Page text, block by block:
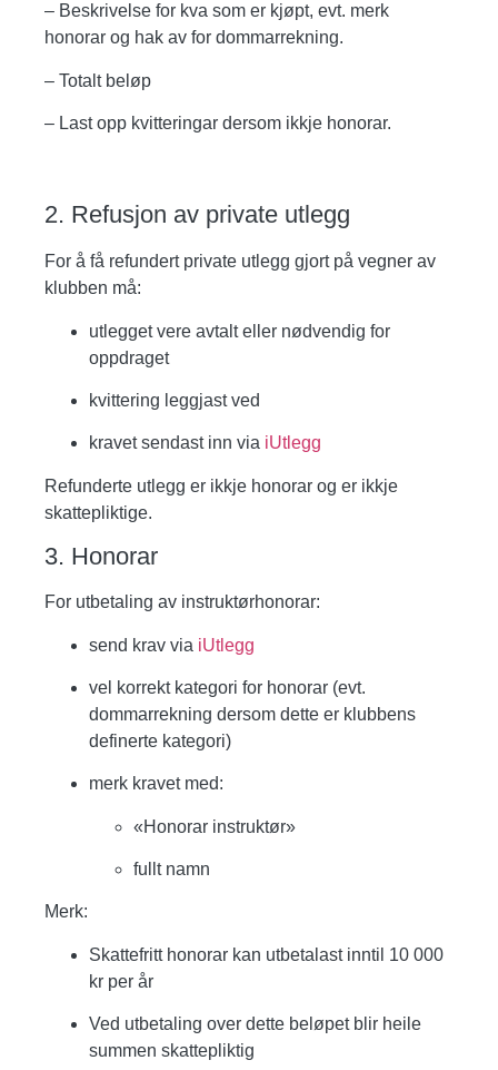
– Beskrivelse for kva som er kjøpt, evt. merk
honorar og hak av for dommarrekning.
– Totalt beløp
– Last opp kvitteringar dersom ikkje honorar.
2. Refusjon av private utlegg
For å få refundert private utlegg gjort på vegner av
klubben må:
utlegget vere avtalt eller nødvendig for
oppdraget
kvittering leggjast ved
kravet sendast inn via iUtlegg
Refunderte utlegg er ikkje honorar og er ikkje
skattepliktige.
3. Honorar
For utbetaling av instruktørhonorar:
send krav via iUtlegg
vel korrekt kategori for honorar (evt.
dommarrekning dersom dette er klubbens
definerte kategori)
merk kravet med:
«Honorar instruktør»
fullt namn
Merk:
Skattefritt honorar kan utbetalast inntil 10 000
kr per år
Ved utbetaling over dette beløpet blir heile
summen skattepliktig